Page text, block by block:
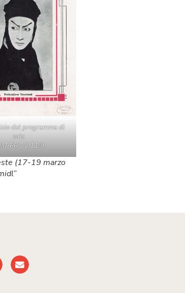
del programma di
sala
PR TV 11/9
(17-19 marzo